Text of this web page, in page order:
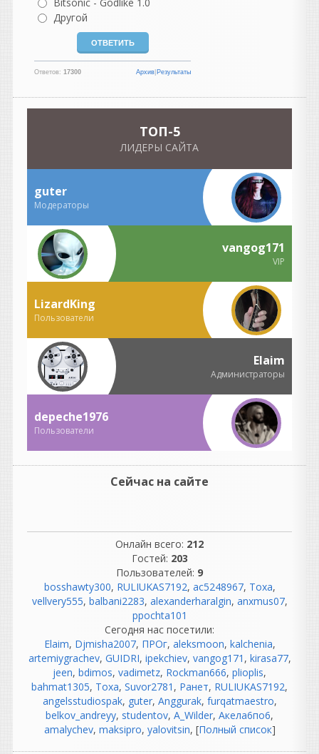
вот теперь он стал почти
идеальным, но я бы сделал
более чувствительными
ручки управления
написал 06.08.2026 в13:18
Audio...) пишет DEMO -
странно!? Во всем
остальном вроде робит, на
стемы разбивает и
сохраняет!!!
Если на стемы разбито, то
идете в меню "STEMMS"-
"Save Stems", по умолчанию
сохранит по пути
C:\Users\Имя\Documents\SongMaster\Stems,
можно путь изменить "Edit"-
"Setting"-"General"-"Stem
Casht Path"
Hearing
Как же было спокойно до
появления компа и
перехода звукозаписи на
цифру...подключил
проводочки, заправил
И звук такой
был...натуральный.
LizardKing
написал 06.08.2026 в04:15
"Шумы" и "помехи"
гитарных звукоснимателей -
это самое вкусное в
олдскульном
электрогитаризме!
Да, и сегодня, по ходу, день
классных названий
девайсов!
Другой
Ответов: 17300 Результаты
Архив
TOП-5
ЛИДЕРЫ САЙТА
guter
Модераторы
vangog171
VIP
LizardKing
Пользователи
Elaim
Администраторы
depeche1976
Пользователи
Сейчас на сайте
Онлайн всего: 212
Гостей: 203
Пользователей: 9
bosshawty300, RULIUKAS7192, ac5248967, Тоха,
vellvery555, balbani2283, alexanderharalgin, anxmus07,
ppochta101
Сегодня нас посетили:
Elaim, Djmisha2007, ПРОг, aleksmoon, kalchenia,
artemiygrachev, GUIDRI, ipekchiev, vangog171 , kirasa77,
jeen, bdimos, vadimetz, Rockman666, plioplis,
bahmat1305, Тоха, Suvor2781 , Ранет, RULIUKAS7192,
angelsstudiospak, guter, Anggurak, furqatmaestro,
belkov_andreyy, studentov, A_Wilder, Акела6по6,
amalychev, maksipro, yalovitsin, [Полный список]